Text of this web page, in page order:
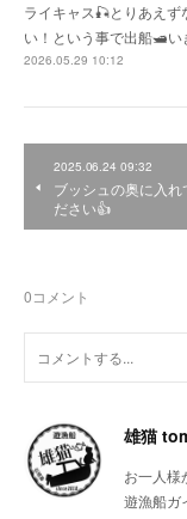
ライキャス🎣とりあえ
い！という事で出船🛥
2026.05.29 10:12
2025.06.24 09:32
ブッシュの奥に入れ
ださい👍
0コメント
雄猫
お一人様
遊漁船ガ